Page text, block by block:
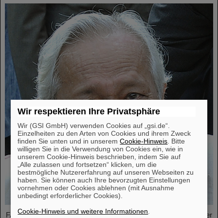
FAIR und GSI trauern um einen herausragenden Wissenschaftler
Wir respektieren Ihre Privatsphäre
Wir (GSI GmbH) verwenden Cookies auf „gsi.de“.
Einzelheiten zu den Arten von Cookies und ihrem Zweck
finden Sie unten und in unseremCookie-Hinweis . Bitte
willigen Sie in die Verwendung von Cookies ein, wie in
unserem Cookie-Hinweis beschrieben, indem Sie auf
„Alle zulassen und fortsetzen“ klicken, um die
bestmögliche Nutzererfahrung auf unseren Webseiten zu
haben. Sie können auch Ihre bevorzugten Einstellungen
vornehmen oder Cookies ablehnen (mit Ausnahme
unbedingt erforderlicher Cookies).
Cookie-Hinweis und weitere Informationen